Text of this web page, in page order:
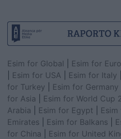
Esim for Global Esim for
Esim for USA Esim for Italy
for Turkey
Esim for Germany
for Asia
Esim for World Cup
Arabia
Esim for Egypt
Emirates
Esim for Balkans
for China
Esim for United